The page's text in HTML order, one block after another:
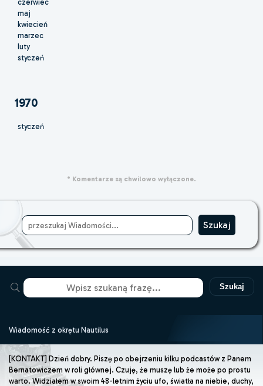
czerwiec
maj
kwiecień
marzec
luty
styczeń
1970
styczeń
* Komentarze są chwilowo wyłączone.
Szukaj
Wiadomość z okrętu Nautilus
[KONTAKT] Dzień dobry. Piszę po obejrzeniu kilku podcastów z Panem
Bernatowiczem w roli głównej. Czuję, że muszę lub że może po prostu
warto. Widziałem w swoim 48-letnim życiu ufo, światła na niebie, duchy,